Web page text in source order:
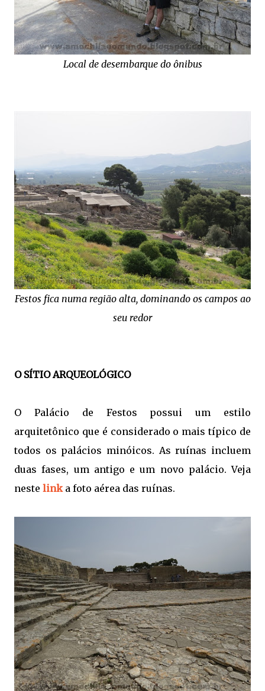
Local de desembarque do ônibus
Festos fica numa região alta, dominando os campos ao
seu redor
O SÍTIO ARQUEOLÓGICO
O Palácio de Festos possui um estilo
arquitetônico que é considerado o mais típico de
todos os palácios minóicos. As ruínas incluem
duas fases, um antigo e um novo palácio. Veja
neste linka foto aérea das ruínas.